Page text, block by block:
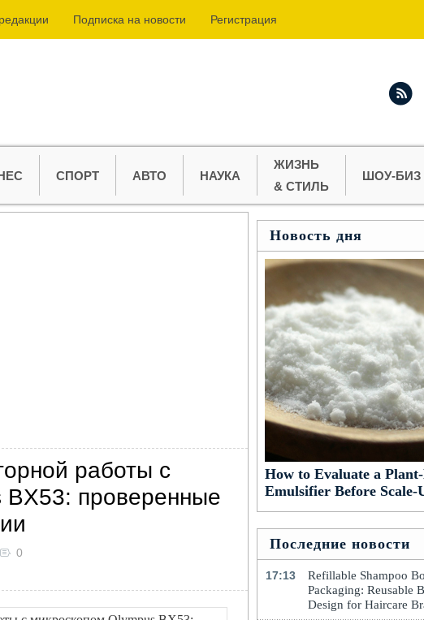
Подпиcка на новости Регистрация
СПОРТ АВТО НАУКА
ЖИЗНЬ
& СТИЛЬ
ШОУ-БИЗ
работы с
BX53: проверенные
0
Новость дня
How to Evaluate a
Emulsifier Before Scale-
Последние новости
17:13
Refillable Shampoo
Packaging: Reusable
Design for Haircare